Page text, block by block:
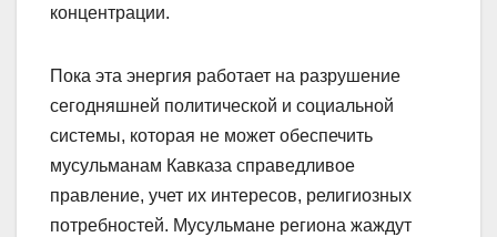
концентрации.
Пока эта энергия работает на разрушение
сегодняшней политической и социальной
системы, которая не может обеспечить
мусульманам Кавказа справедливое
правление, учет их интересов, религиозных
потребностей. Мусульмане региона жаждут